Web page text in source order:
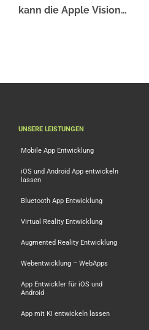
kann die Apple Vision
UNSERE LEISTUNGEN
Mobile App Entwicklung
iOS und Android App entwickeln
lassen
Bluetooth App Entwicklung
Virtual Reality Entwicklung
Augmented Reality Entwicklung
Webentwicklung – WebApps
App Entwickler für iOS und
Android
App mit KI entwickeln lassen